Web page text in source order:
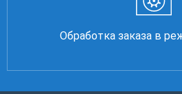
Обработка заказа в